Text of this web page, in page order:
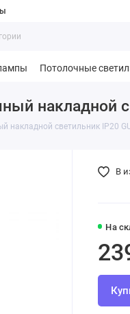
Потолочные
накладной
накладной светильник IP20
На
В